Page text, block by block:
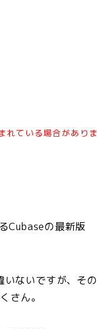
れている場合がありま
Cubaseの最新版
いないですが、その
さん。